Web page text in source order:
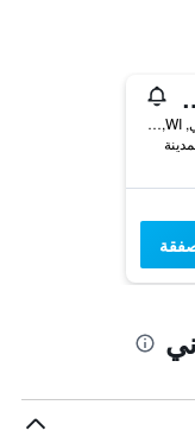
سويتس
705 North Main, كووني, WI, الولايات المتحدة الأميريكية